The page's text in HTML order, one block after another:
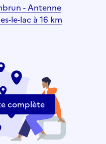
- Antenne
le-lac à 16 km
complète